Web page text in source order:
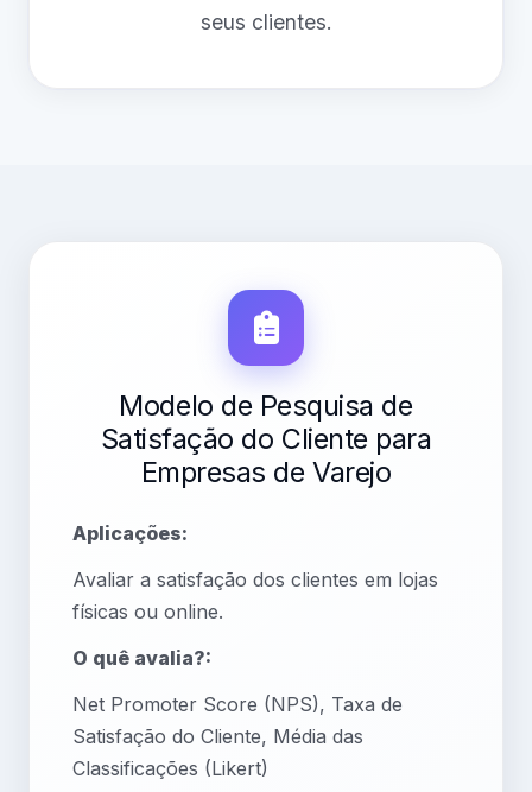
seus clientes.
Modelo de Pesquisa de
Satisfação do Cliente para
Empresas de Varejo
Aplicações:
Avaliar a satisfação dos clientes em lojas
físicas ou online.
O quê avalia?:
Net Promoter Score (NPS), Taxa de
Satisfação do Cliente, Média das
Classificações (Likert)